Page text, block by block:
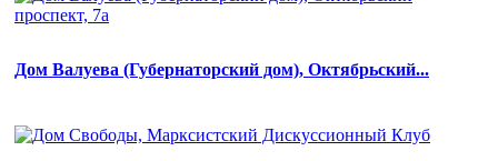
Дом Валуева (Губернаторский дом), Октябрьский...